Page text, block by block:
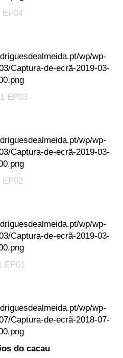
EP04
EP03
EP02
EP01
do cacau